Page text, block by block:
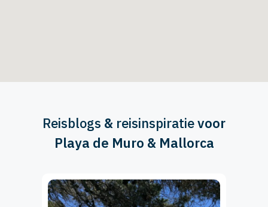
Reisblogs & reisinspiratievoor
Playa de Muro & Mallorca